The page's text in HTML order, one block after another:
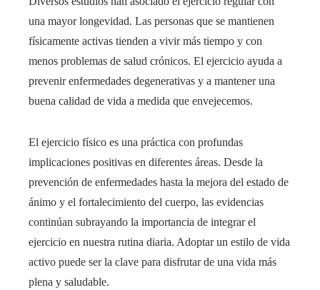
una mayor longevidad. Las personas que se mantienen
físicamente activas tienden a vivir más tiempo y con
menos problemas de salud crónicos. El ejercicio ayuda a
prevenir enfermedades degenerativas y a mantener una
buena calidad de vida a medida que envejecemos.
El ejercicio físico es una práctica con profundas
implicaciones positivas en diferentes áreas. Desde la
prevención de enfermedades hasta la mejora del estado de
ánimo y el fortalecimiento del cuerpo, las evidencias
continúan subrayando la importancia de integrar el
ejercicio en nuestra rutina diaria. Adoptar un estilo de vida
activo puede ser la clave para disfrutar de una vida más
plena y saludable.